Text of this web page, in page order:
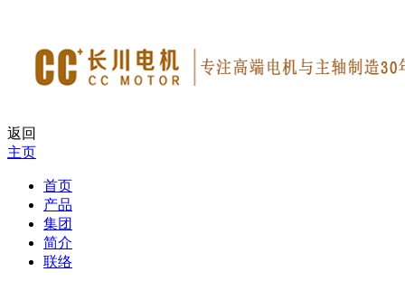
返回
主页
首页
产品
集团
简介
联络